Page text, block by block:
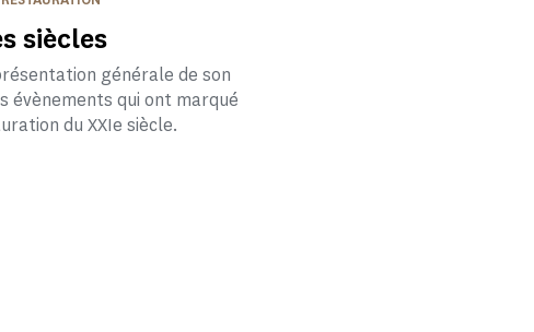
siècles
générale de son
évènements qui ont marqué
du XXIe siècle.